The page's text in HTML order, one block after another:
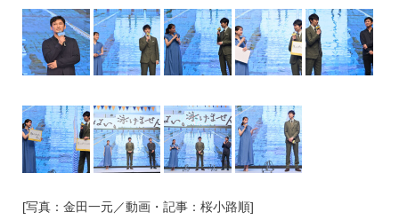
[写真：金田一元／動画・記事：桜小路順]